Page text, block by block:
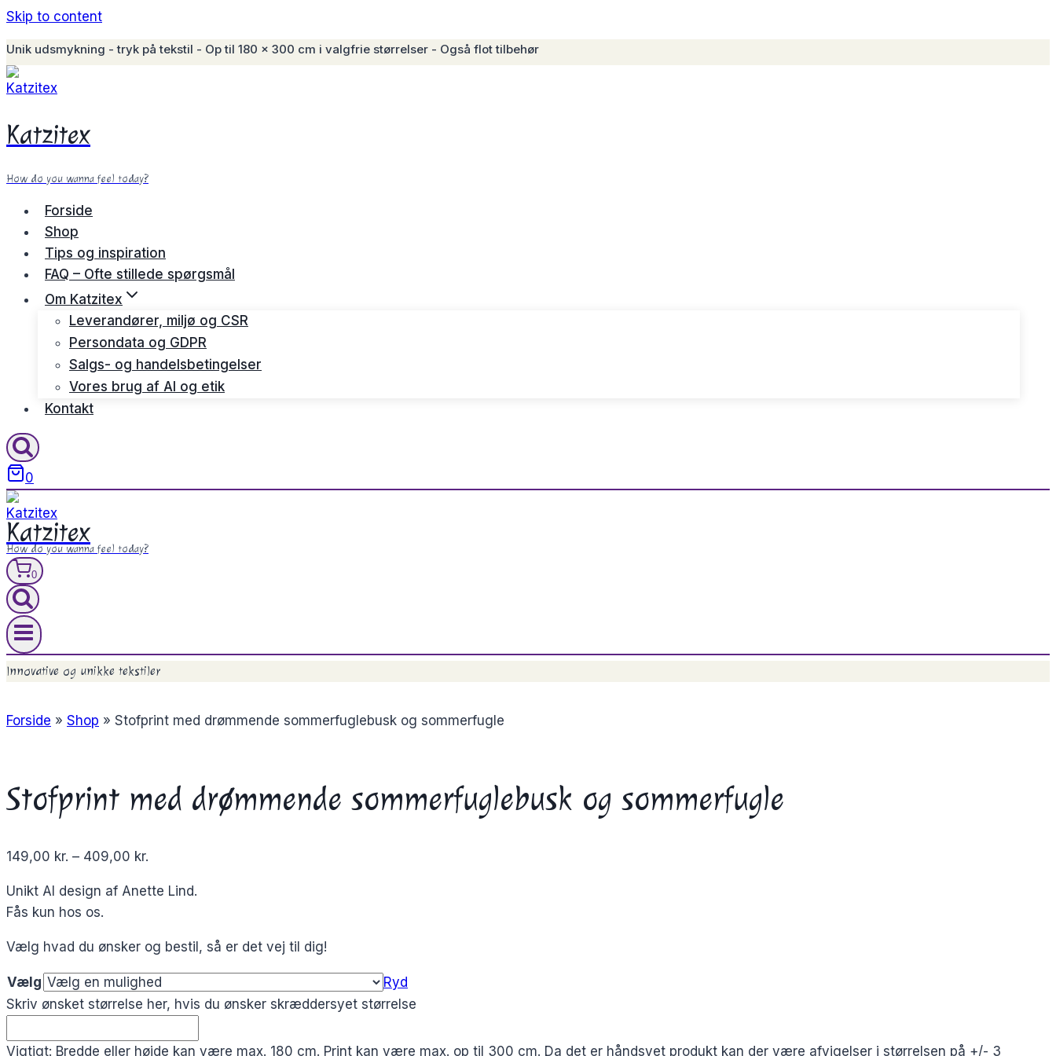
Skip to content
Unik udsmykning - tryk på tekstil - Op til 180 x 300 cm i valgfrie størrelser - Også flot tilbehør
Katzitex
How do you wanna feel today?
Forside
Shop
Tips og inspiration
FAQ – Ofte stillede spørgsmål
Om Katzitex
Leverandører, miljø og CSR
Persondata og GDPR
Salgs- og handelsbetingelser
Vores brug af AI og etik
Kontakt
0
Katzitex
How do you wanna feel today?
0
Innovative og unikke tekstiler
Forside » Shop » Stofprint med drømmende sommerfuglebusk og sommerfugle
Stofprint med drømmende sommerfuglebusk og sommerfugle
149,00 kr. – 409,00 kr.
Unikt AI design af Anette Lind.
Fås kun hos os.
Vælg hvad du ønsker og bestil, så er det vej til dig!
Vælg
Ryd
Skriv ønsket størrelse her, hvis du ønsker skræddersyet størrelse
Vigtigt: Bredde eller højde kan være max. 180 cm. Print kan være max. op til 300 cm. Da det er håndsyet produkt kan der være afvigelser i størrelsen på +/- 3